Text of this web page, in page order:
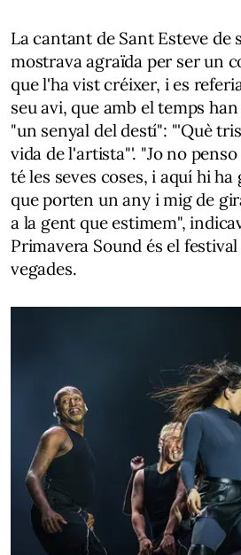
La cantant de Sant Esteve de
mostrava agraïda per ser un
que l'ha vist créixer, i es
seu avi, que amb el temps
"un senyal del destí": "'Què
vida de l'artista"'. "Jo no
té les seves coses, i aquí hi
que porten un any i mig de
a la gent que estimem",
Primavera Sound és el
vegades.